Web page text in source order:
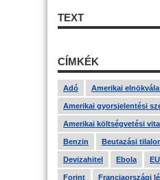
TEXT
CÍMKÉK
Adó Amerikai
Amerikai gyorsjelentési
Amerikai költségvetési vita
Benzin Beutazási
Devizahitel Ebola
Forint Franciaországi